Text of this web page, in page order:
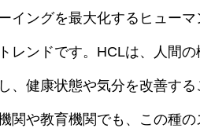
イングを最大化するヒュー
レンドです。HCLは、人間
、健康状態や気分を改善す
関や教育機関でも、この種